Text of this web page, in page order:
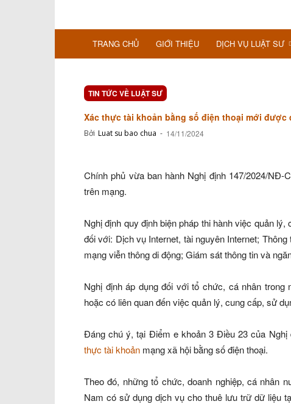
TRANG CHỦ GIỚI THIỆU DỊCH VỤ LUẬT SƯ
TIN TỨC VỀ LUẬT SƯ
Xác thực tài khoản bằng số điện thoại mới được
Bởi Luat su bao chua - 14/11/2024
Chính phủ vừa ban hành Nghị định 147/2024/
trên mạng.
Nghị định quy định biện pháp thi hành việc quản
đối với: Dịch vụ Internet, tài nguyên Internet;
mạng viễn thông di động; Giám sát thông tin và
Nghị định áp dụng đối với tổ chức, cá nhân
hoặc có liên quan đến việc quản lý, cung cấp, sử
Đáng chú ý, tại Điểm e khoản 3 Điều 23 của Nghị
thực tài khoản mạng xã hội bằng số điện thoại.
Theo đó, những tổ chức, doanh nghiệp, cá nhân
Nam có sử dụng dịch vụ cho thuê lưu trữ dữ liệu